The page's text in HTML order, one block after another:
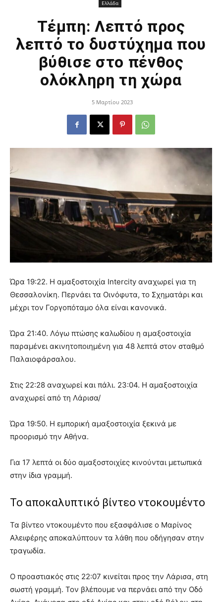
Ελλάδα
Τέμπη: Λεπτό προς
λεπτό το δυστύχημα που
βύθισε στο πένθος
ολόκληρη τη χώρα
5 Μαρτίου 2023
Ώρα 19:22. Η αμαξοστοιχία Intercity αναχωρεί για τη
Θεσσαλονίκη. Περνάει τα Οινόφυτα, το Σχηματάρι και
μέχρι τον Γοργοπόταμο όλα είναι κανονικά.
Ώρα 21:40. Λόγω πτώσης καλωδίου η αμαξοστοιχία
παραμένει ακινητοποιημένη για 48 λεπτά στον σταθμό
Παλαιοφάρσαλου.
Στις 22:28 αναχωρεί και πάλι. 23:04. Η αμαξοστοιχία
αναχωρεί από τη Λάρισα/
Ώρα 19:50. Η εμπορική αμαξοστοιχία ξεκινά με
προορισμό την Αθήνα.
Για 17 λεπτά οι δύο αμαξοστοιχίες κινούνται μετωπικά
στην ίδια γραμμή.
Το αποκαλυπτικό βίντεο ντοκουμέντο
Τα βίντεο ντοκουμέντο που εξασφάλισε ο Μαρίνος
Αλειφέρης αποκαλύπτουν τα λάθη που οδήγησαν στην
τραγωδία.
Ο προαστιακός στις 22:07 κινείται προς την Λάρισα, στη
σωστή γραμμή. Τον βλέπουμε να περνάει από την Οδό